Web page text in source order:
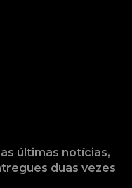
últimas notícias,
duas vezes